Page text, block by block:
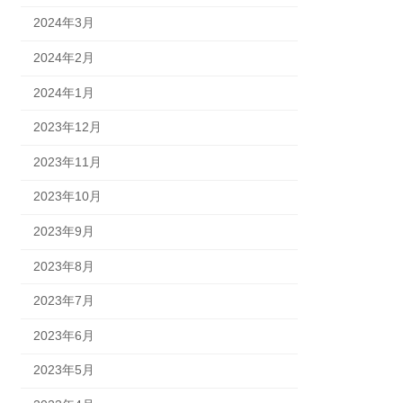
2024年3月
2024年2月
2024年1月
2023年12月
2023年11月
2023年10月
2023年9月
2023年8月
2023年7月
2023年6月
2023年5月